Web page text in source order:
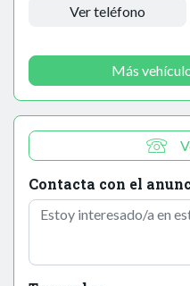
Ver teléfono
Más
Contacta con el